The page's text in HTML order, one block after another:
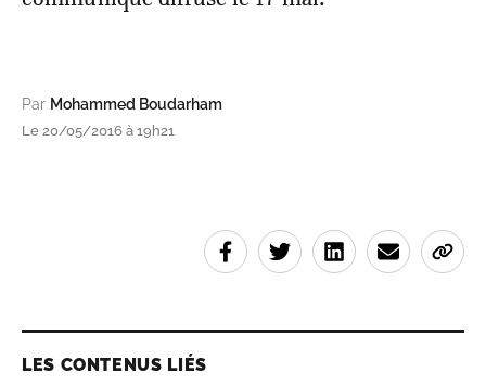
Par Mohammed Boudarham
Le 20/05/2016 à 19h21
LES CONTENUS LIÉS